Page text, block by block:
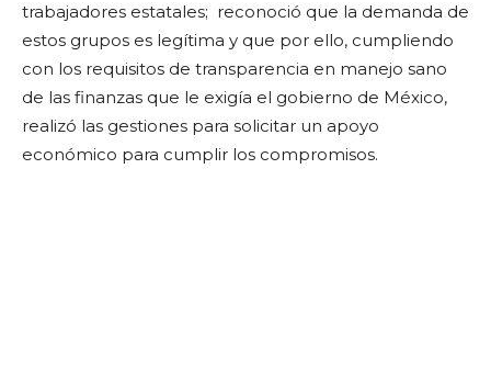
trabajadores estatales; reconoció que la demanda de
estos grupos es legítima y que por ello, cumpliendo
con los requisitos de transparencia en manejo sano
de las finanzas que le exigía el gobierno de México,
realizó las gestiones para solicitar un apoyo
económico para cumplir los compromisos.